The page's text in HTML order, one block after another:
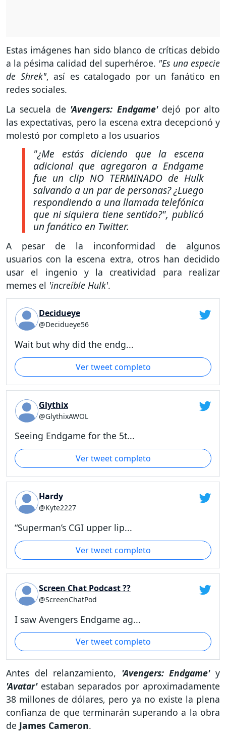
Estas imágenes han sido blanco de críticas debido
a la pésima calidad del superhéroe. "Es una especie
de Shrek", así es catalogado por un fanático en
redes sociales.
La secuela de 'Avengers: Endgame'dejó por alto
las expectativas, pero la escena extra decepcionó y
molestó por completo a los usuarios
"¿Me estás diciendo que la escena
adicional que agregaron a Endgame
fue un clip NO TERMINADO de Hulk
salvando a un par de personas? ¿Luego
respondiendo a una llamada telefónica
que ni siquiera tiene sentido?", publicó
un fanático en Twitter.
A pesar de la inconformidad de algunos
usuarios con la escena extra, otros han decidido
usar el ingenio y la creatividad para realizar
memes el 'increíble Hulk'.
Decidueye
@Decidueye56
Wait but why did the endg...
Ver tweet completo
Glythix
@GlythixAWOL
Seeing Endgame for the 5t...
Ver tweet completo
Hardy
@Kyte2227
“Superman’s CGI upper lip...
Ver tweet completo
Screen Chat Podcast ??
@ScreenChatPod
I saw Avengers Endgame ag...
Ver tweet completo
Antes del relanzamiento, 'Avengers: Endgame'y
'Avatar'estaban separados por aproximadamente
38 millones de dólares, pero ya no existe la plena
confianza de que terminarán superando a la obra
de James Cameron.